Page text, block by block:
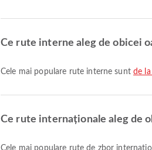
Ce rute interne aleg de obicei
Cele mai populare rute interne suntde
Ce rute internaționale aleg de
Cele mai populare rute de zbor